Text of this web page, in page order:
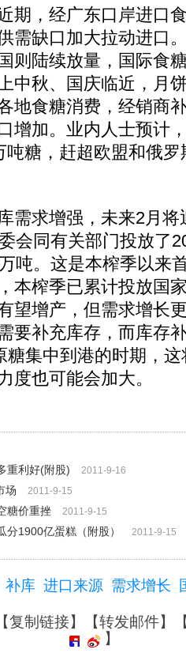
，经广东口岸进口
需缺口加大拉动进口
则陆续放量，国际食
中秋、国庆临近，月
地食糖消费，经销商
增加。业内人士预计
吨糖，赶超欧盟和俄
求增强，未来2月将
会同有关部门投放了
吨。这是本榨季以来
本榨季已累计投放国
望增产，但需求增长
要补充库存，而库存
糖集中到港的时期，
度也可能会加大。
重利好(附股)
2011-9-16
场 2011-9-15
糖价重挫 2011-9-15
1900亿蛋糕（附股） 2011-9-15
补库 进口来源 需求增长
复制链接】【转发邮件】
】